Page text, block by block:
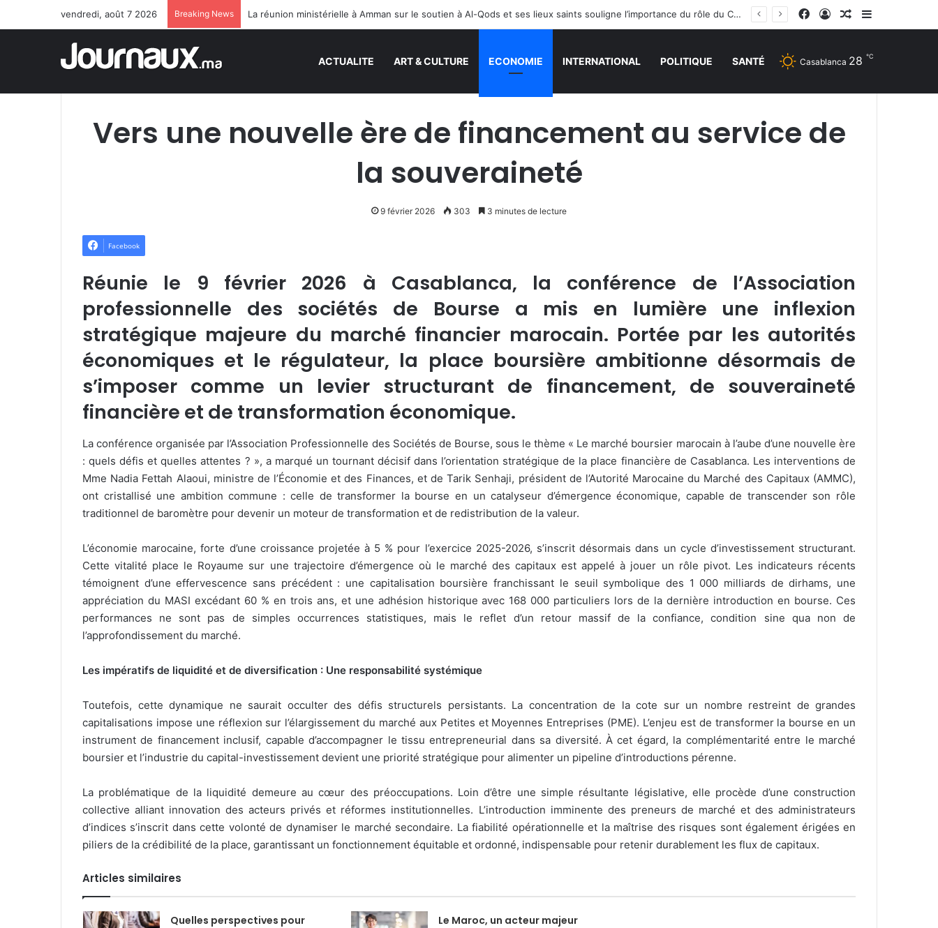
vendredi, août 7 2026 Breaking News La réunion ministérielle à Amman sur le soutien à Al-Qods et ses lieux saints souligne l’importance du rôle du Comité Al Qods présidé par SM le Roi Facebook
Connexion
Article Aléatoire
Sidebar
ACTUALITE ART & CULTURE ECONOMIE INTERNATIONAL POLITIQUE SANTÉ Casablanca 28 ℃
Vers une nouvelle ère de financement au service de
la souveraineté
9 février 2026 303 3 minutes de lecture
Facebook
Réunie le 9 février 2026 à Casablanca, la conférence de l’Association
professionnelle des sociétés de Bourse a mis en lumière une inflexion
stratégique majeure du marché financier marocain. Portée par les autorités
économiques et le régulateur, la place boursière ambitionne désormais de
s’imposer comme un levier structurant de financement, de souveraineté
financière et de transformation économique.
La conférence organisée par l’Association Professionnelle des Sociétés de Bourse, sous le thème « Le marché boursier marocain à l’aube d’une nouvelle ère
: quels défis et quelles attentes ? », a marqué un tournant décisif dans l’orientation stratégique de la place financière de Casablanca. Les interventions de
Mme Nadia Fettah Alaoui, ministre de l’Économie et des Finances, et de Tarik Senhaji, président de l’Autorité Marocaine du Marché des Capitaux (AMMC),
ont cristallisé une ambition commune : celle de transformer la bourse en un catalyseur d’émergence économique, capable de transcender son rôle
traditionnel de baromètre pour devenir un moteur de transformation et de redistribution de la valeur.
L’économie marocaine, forte d’une croissance projetée à 5 % pour l’exercice 2025-2026, s’inscrit désormais dans un cycle d’investissement structurant.
Cette vitalité place le Royaume sur une trajectoire d’émergence où le marché des capitaux est appelé à jouer un rôle pivot. Les indicateurs récents
témoignent d’une effervescence sans précédent : une capitalisation boursière franchissant le seuil symbolique des 1 000 milliards de dirhams, une
appréciation du MASI excédant 60 % en trois ans, et une adhésion historique avec 168 000 particuliers lors de la dernière introduction en bourse. Ces
performances ne sont pas de simples occurrences statistiques, mais le reflet d’un retour massif de la confiance, condition sine qua non de
l’approfondissement du marché.
Les impératifs de liquidité et de diversification : Une responsabilité systémique
Toutefois, cette dynamique ne saurait occulter des défis structurels persistants. La concentration de la cote sur un nombre restreint de grandes
capitalisations impose une réflexion sur l’élargissement du marché aux Petites et Moyennes Entreprises (PME). L’enjeu est de transformer la bourse en un
instrument de financement inclusif, capable d’accompagner le tissu entrepreneurial dans sa diversité. À cet égard, la complémentarité entre le marché
boursier et l’industrie du capital-investissement devient une priorité stratégique pour alimenter un pipeline d’introductions pérenne.
La problématique de la liquidité demeure au cœur des préoccupations. Loin d’être une simple résultante législative, elle procède d’une construction
collective alliant innovation des acteurs privés et réformes institutionnelles. L’introduction imminente des preneurs de marché et des administrateurs
d’indices s’inscrit dans cette volonté de dynamiser le marché secondaire. La fiabilité opérationnelle et la maîtrise des risques sont également érigées en
piliers de la crédibilité de la place, garantissant un fonctionnement équitable et ordonné, indispensable pour retenir durablement les flux de capitaux.
Articles similaires
Quelles perspectives pour
Le Maroc, un acteur majeur